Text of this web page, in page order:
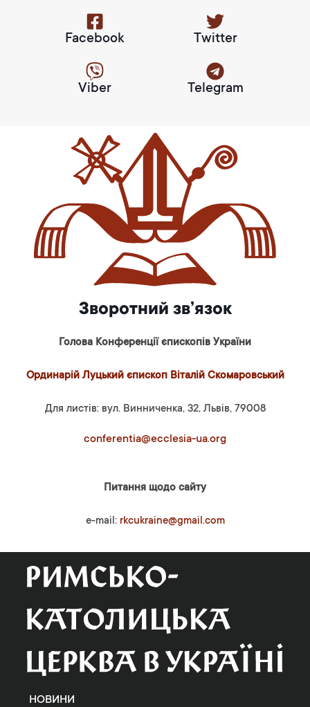
Facebook Twitter
Viber Telegram
Зворотний зв’язок
Голова Конференції єпископів України
Ординарій Луцький єпископ Віталій Скомаровський
Для листів: вул. Винниченка, 32, Львів, 79008
conferentia@ecclesia-ua.org
Питання щодо сайту
e-mail: rkcukraine@gmail.com
НОВИНИ